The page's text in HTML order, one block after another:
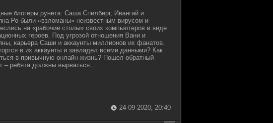
блогеры рунета: Саша Спилберг, Ивангай и
Ро были «взломаны» неизвестным вирусом и
на «рабочие столы» своих компьютеров в виде
героев. Под угрозой отношения Вани и
карьера Саши и аккаунты миллионов их фанатов.
в их аккаунты и завладел всеми данными? Как
в привычную онлайн-жизнь? Пошел обратный
– ребята должны вырваться...
24-09-2020, 20:40